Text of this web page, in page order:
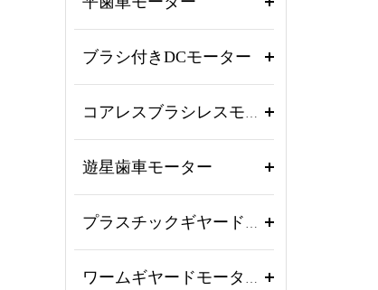
ブラシ付きDCモーター
遊星歯車モーター